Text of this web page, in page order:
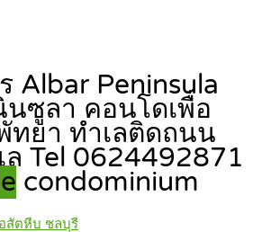
Albar Peninsula
นซูลา คอนโดเพื่อ
ทยา ทำเลติดถนน
Tel 0624492871
condominium
สัตหีบ ชลบุรี